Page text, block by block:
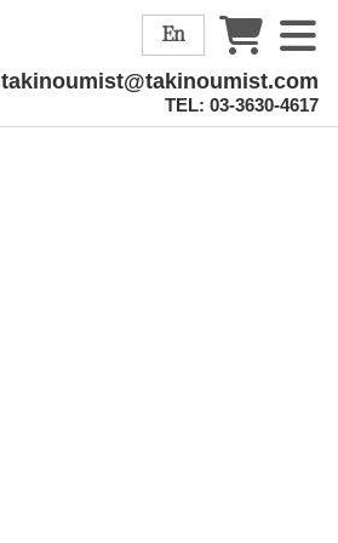
En
takinoumist@takinoumist.com
TEL: 03-3630-4617